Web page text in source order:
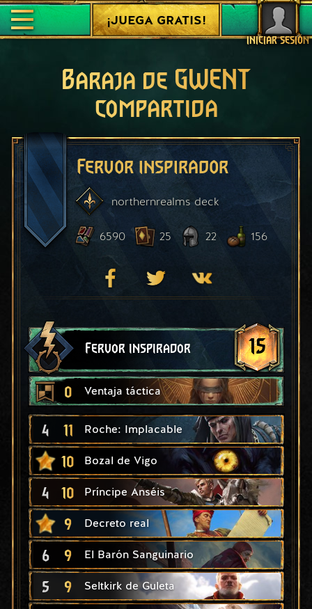
INICIAR SESIÓN
¡JUEGA GRATIS!
Baraja de GWENT
compartida
Fervor inspirador
northernrealmsdeck
6590 25 22 156
Fervor inspirador 15
0 Ventaja táctica
4 11 Roche: Implacable
10 Bozal de Vigo
4 10 Príncipe Anséis
9 Decreto real
6 9 El Barón Sanguinario
5 9 Seltkirk de Guleta